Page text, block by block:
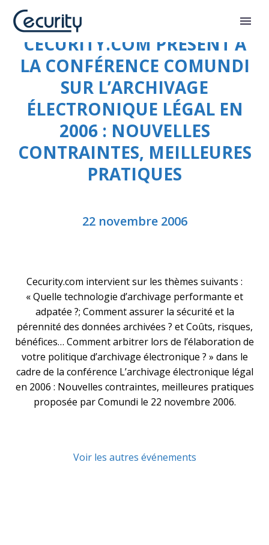
CECURITY.COM PRÉSENT À
LA CONFÉRENCE COMUNDI
SUR L’ARCHIVAGE
ÉLECTRONIQUE LÉGAL EN
2006 : NOUVELLES
CONTRAINTES, MEILLEURES
PRATIQUES
22 novembre 2006
Cecurity.com intervient sur les thèmes suivants :
« Quelle technologie d’archivage performante et
adpatée ?; Comment assurer la sécurité et la
pérennité des données archivées ? et Coûts, risques,
bénéfices… Comment arbitrer lors de l’élaboration de
votre politique d’archivage électronique ? » dans le
cadre de la conférence L’archivage électronique légal
en 2006 : Nouvelles contraintes, meilleures pratiques
proposée par Comundi le 22 novembre 2006.
Voir les autres événements